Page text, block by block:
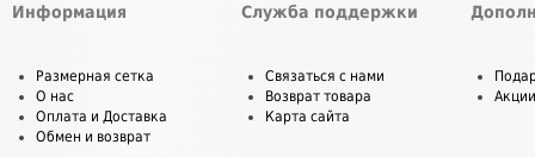
Информация
Размерная сетка
О нас
Оплата и Доставка
Обмен и возврат
Служба поддержки
Связаться с нами
Возврат товара
Карта сайта
Акции